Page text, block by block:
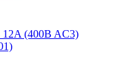
(400B AC3)